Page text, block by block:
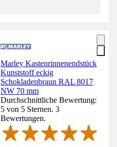
Marley Kastenrinnenendstück
Kunststoff eckig
Schokladenbraun RAL 8017
NW 70 mm
Durchschnittliche Bewertung:
5 von 5 Sternen. 3
Bewertungen.